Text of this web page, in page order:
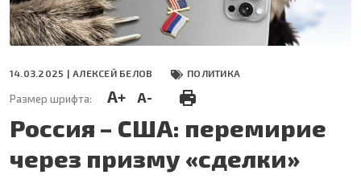
14.03.2025 | АЛЕКСЕЙ БЕЛОВ ПОЛИТИКА
Размер шрифта: A+ A-
Россия – США: перемирие
через призму «сделки»